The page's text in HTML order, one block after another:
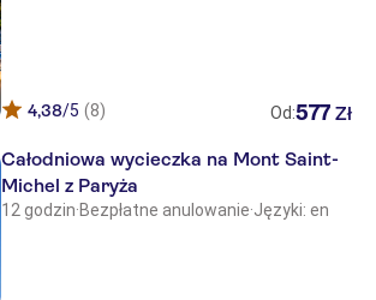
4,38/5 (8) Od:577 Zł
Całodniowa wycieczka na Mont Saint-
Michel z Paryża
12 godzin·Bezpłatne anulowanie·Języki: en